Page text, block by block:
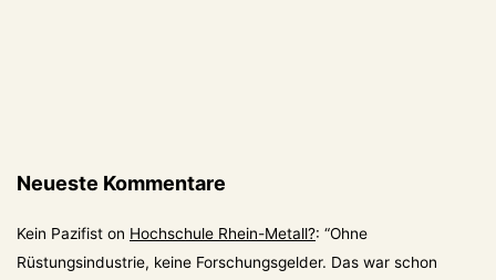
Neueste Kommentare
Kein Pazifist on Hochschule Rhein-Metall?: “Ohne
Rüstungsindustrie, keine Forschungsgelder. Das war schon